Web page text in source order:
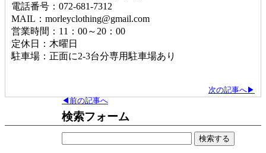
電話番号：072-681-7312
MAIL：morleyclothing@gmail.com
営業時間：11：00～20：00
定休日：木曜日
駐車場：正面に2-3台分専用駐車場あり
次の記事へ▶
◀前の記事へ
検索フォーム